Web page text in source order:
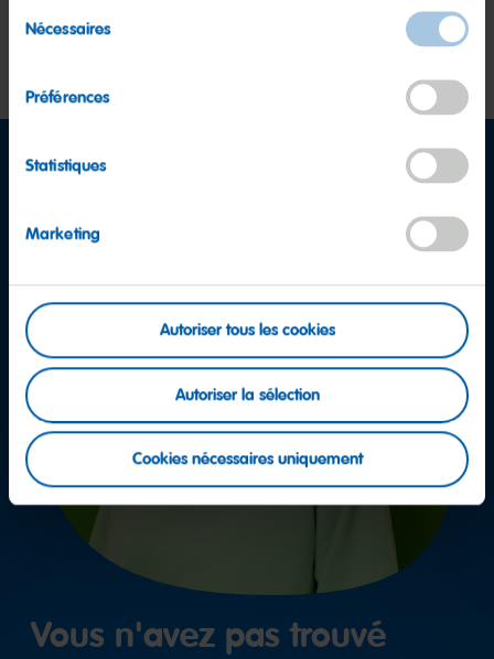
duNécessaires
Préférences
Statistiques
Marketing
Autoriser tous les cookies
Autoriser la sélection
Cookies nécessaires uniquement
Uzès, France
Vous n'avez pas trouvé